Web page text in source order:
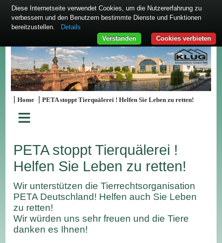
|Home |PETA stoppt Tierquälerei ! Helfen Sie Leben zu retten!
≡
PETA stoppt Tierquälerei !
Helfen Sie Leben zu retten!
Wir unterstützen die Tierrechtsorganisation
PETA Deutschland! Helfen auch Sie Leben
zu retten!
Wir würden uns sehr freuen und die Tiere
danken es Ihnen!
Diese Internetseite verwendet Cookies, um die Nutzererfahrung zu
verbessern und den Benutzern bestimmte Dienste und Funktionen
bereitzustellen.
Details
Cookies verbieten
Verstanden